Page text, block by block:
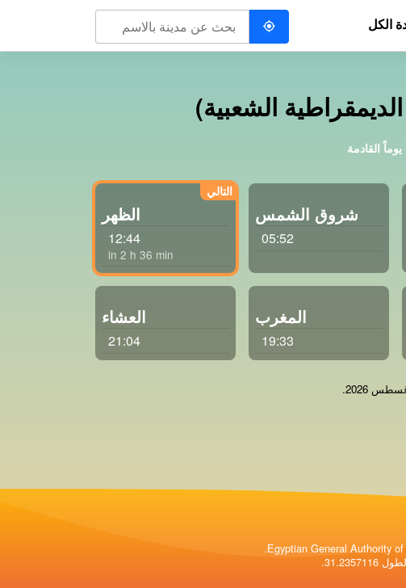
الشعبية)
يوماً القادمة
شروق الشمس
05:52
الظهر
12:44
in 2 h 36 min
المغرب
19:33
العشاء
21:04
.
Egyptian General Authority
الكل